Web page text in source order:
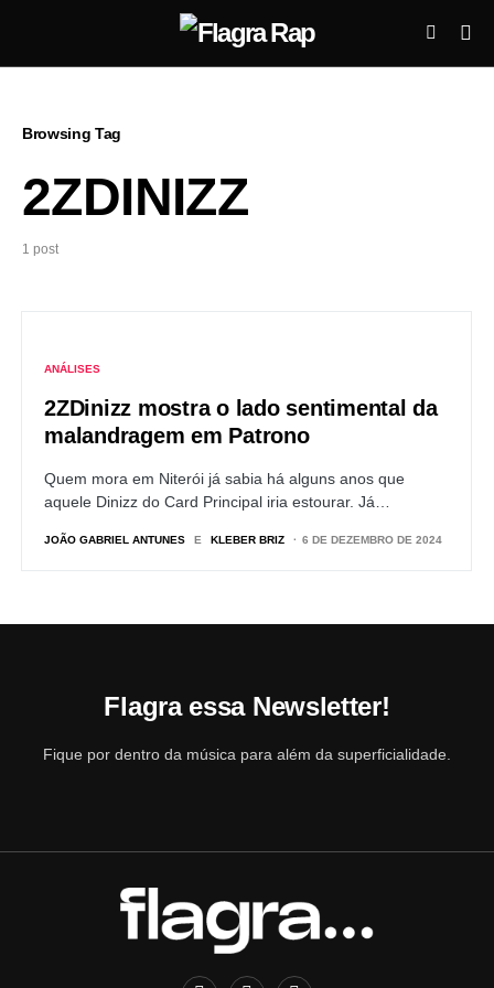
Browsing Tag
2ZDINIZZ
1 post
ANÁLISES
2ZDinizz mostra o lado sentimental da
malandragem em Patrono
Quem mora em Niterói já sabia há alguns anos que
aquele Dinizz do Card Principal iria estourar. Já…
JOÃO GABRIEL ANTUNES E KLEBER BRIZ 6 DE DEZEMBRO DE 2024
Flagra essa Newsletter!
Fique por dentro da música para além da superficialidade.